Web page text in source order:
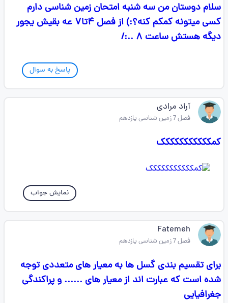
سلام دوستان من سه شنبه امتحان زمین شناسی دارم
کسی میتونه کمکم کنه؟:) از فصل ۴تا۷ عه بقیش یجور
دیگه هستش ساعت ۸ ..:/
پاسخ به سوال
آراد مرادی
فصل 7 زمین شناسی یازدهم
کمککککککککککک
نمایش جواب
Fatemeh
فصل 7 زمین شناسی یازدهم
برای تقسیم بندی گسل ها به معیار های متعددی توجه
شده است که عبارت اند از معیار های ...... و پراکندگی
جغرافیایی